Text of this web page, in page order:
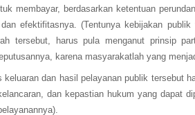
membayar, berdasarkan ketentuan
efektifitasnya. (Tentunya kebijakan
tersebut, harus pula menganut prinsip
karena masyarakatlah yang
keluaran dan hasil pelayanan publik tersebut
dan kepastian hukum yang dapat